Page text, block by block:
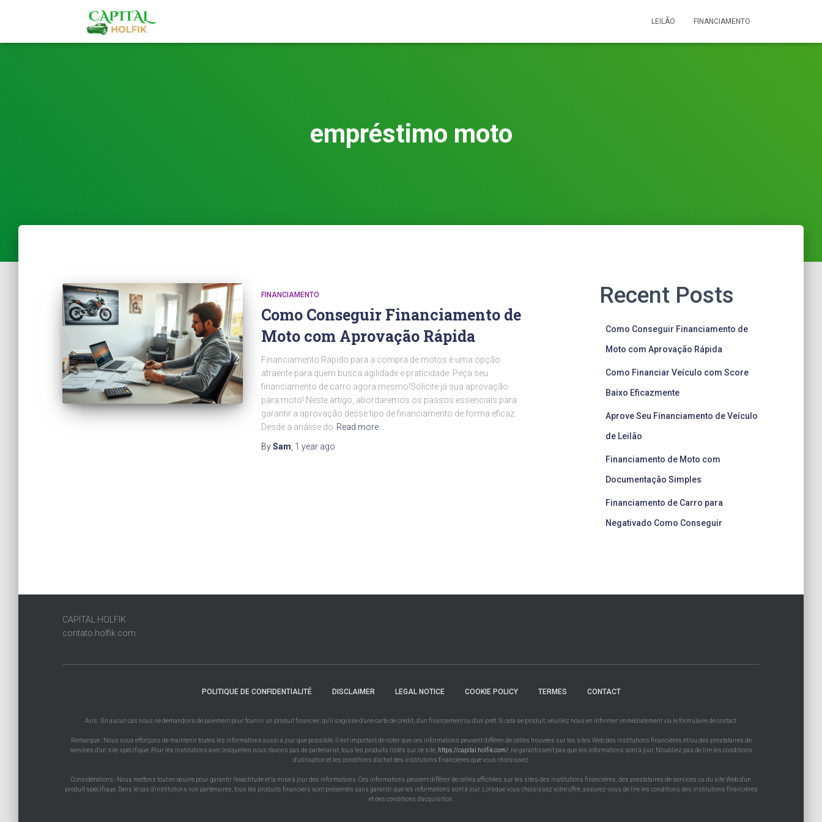
LEILÃO FINANCIAMENTO
empréstimo moto
FINANCIAMENTO
Como Conseguir Financiamento de
Moto com Aprovação Rápida
Financiamento Rápido para a compra de motos é uma opção
atraente para quem busca agilidade e praticidade. Peça seu
financiamento de carro agora mesmo!Solicite já sua aprovação
para moto! Neste artigo, abordaremos os passos essenciais para
garantir a aprovação desse tipo de financiamento de forma eficaz.
Desde a análise do Read more…
BySam 1 year ago
Recent Posts
Como Conseguir Financiamento de
Moto com Aprovação Rápida
Como Financiar Veículo com Score
Baixo Eficazmente
Aprove Seu Financiamento de Veículo
de Leilão
Financiamento de Moto com
Documentação Simples
Financiamento de Carro para
Negativado Como Conseguir
CAPITAL.HOLFIK
contato.holfik.com
POLITIQUE DE CONFIDENTIALITÉ DISCLAIMER LEGAL NOTICE COOKIE POLICY TERMES CONTACT
Avis : En aucun cas nous ne demandons de paiement pour fournir un produit financier, qu'il s'agisse d'une carte de crédit, d'un financement ou d'un prêt. Si cela se produit, veuillez nous en informer immédiatement via le formulaire de contact.
Remarque : Nous nous efforçons de maintenir toutes les informations aussi à jour que possible. Il est important de noter que ces informations peuvent différer de celles trouvées sur les sites Web des institutions financières et/ou des prestataires de
services d'un site spécifique. Pour les institutions avec lesquelles nous n'avons pas de partenariat, tous les produits listés sur ce site, https://capital.holfik.com/ , ne garantissent pas que les informations sont à jour. N'oubliez pas de lire les conditions
d'utilisation et les conditions d'achat des institutions financières que vous choisissez.
Considérations : Nous mettons tout en œuvre pour garantir l'exactitude et la mise à jour des informations. Ces informations peuvent différer de celles affichées sur les sites des institutions financières, des prestataires de services ou du site Web d'un
produit spécifique. Dans le cas d'institutions non partenaires, tous les produits financiers sont présentés sans garantir que les informations sont à jour. Lorsque vous choisissez votre offre, assurez-vous de lire les conditions des institutions financières
et des conditions d'acquisition.